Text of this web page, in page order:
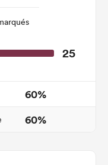
25
60%
60%